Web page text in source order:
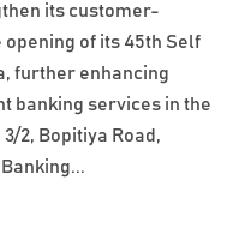
its customer-
of its 45th Self
further enhancing
banking services in the
2, Bopitiya Road,